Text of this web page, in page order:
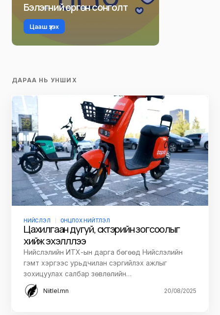
Бэлэгний өргөн сонголт
Цааш үзэх
ДАРАА НЬ УНШИХ
НИЙСЛЭЛ ОНЦЛОХ НИЙТЛЭЛ
Цахилгаан дугуй, скүүтэрийн зогсоолыг
хийж эхэлллээ
Нийслэлийн ИТХ-ын дарга бөгөөд Нийслэлийн
гэмт хэргээс урьдчилан сэргийлэх ажлыг
зохицуулах салбар зөвлөлийн…
Niitlel.mn 20/08/2025